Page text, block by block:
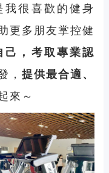
我很喜歡的健身
更多朋友掌控健
己，考取專業認
，提供最合適、
來～